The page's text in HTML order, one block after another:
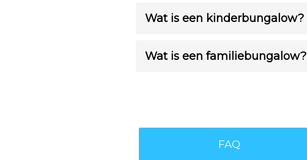
Wat is een kinderbungalow?
Wat is een familiebungalow?
FAQ